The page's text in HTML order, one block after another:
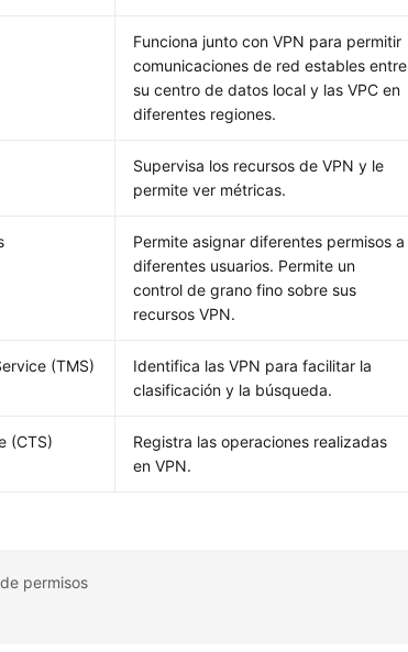
Funciona junto con VPN para permitir
comunicaciones de red estables entre
su centro de datos local y las VPC en
diferentes regiones.
Supervisa los recursos de VPN y le
permite ver métricas.
Permite asignar diferentes permisos a
diferentes usuarios. Permite un
control de grano fino sobre sus
recursos VPN.
(TMS)
Identifica las VPN para facilitar la
clasificación y la búsqueda.
(CTS)
Registra las operaciones realizadas
en VPN.
permisos